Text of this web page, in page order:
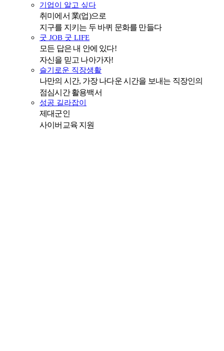
기업이 알고 싶다
취미에서 業(업)으로
지구를 지키는 두 바퀴 문화를 만들다
굿 JOB 굿 LIFE
모든 답은 내 안에 있다!
자신을 믿고 나아가자!
슬기로운 직장생활
나만의 시간, 가장 나다운 시간을 보내는 직장인의
점심시간 활용백서
성공 길라잡이
제대군인
사이버교육 지원